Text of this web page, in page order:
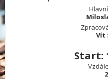
Vít
Start: